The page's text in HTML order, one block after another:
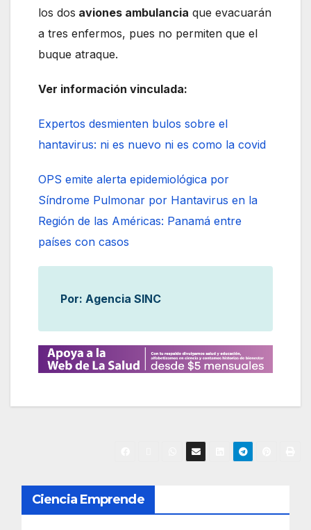
los dos aviones ambulancia que evacuarán
a tres enfermos, pues no permiten que el
buque atraque.
Ver información vinculada:
Expertos desmienten bulos sobre el
hantavirus: ni es nuevo ni es como la covid
OPS emite alerta epidemiológica por
Síndrome Pulmonar por Hantavirus en la
Región de las Américas: Panamá entre
países con casos
Por: Agencia SINC
N
a
Ciencia Emprende